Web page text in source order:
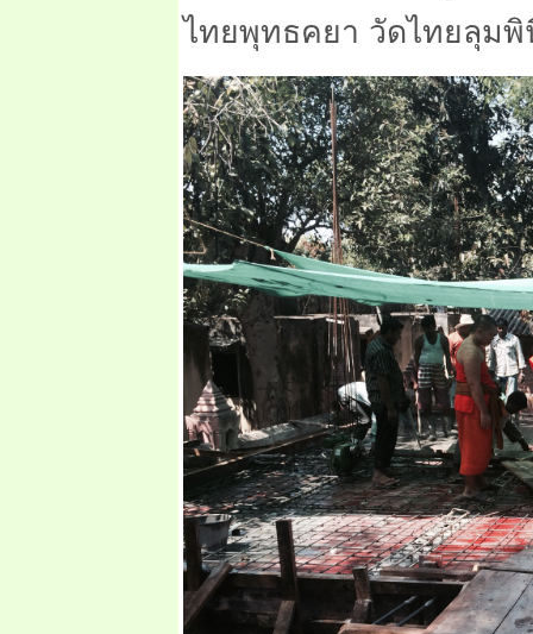
ไทยพุทธคยา วัดไทยลุม